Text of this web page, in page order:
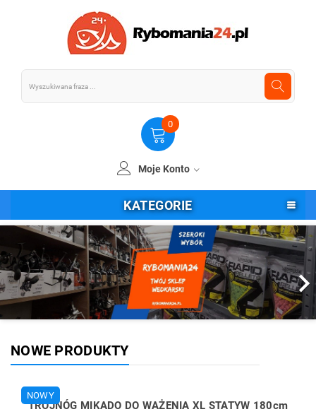
0
Moje Konto
KATEGORIE
Poprzedni
NOWE PRODUKTY
NOWY
TRÓJNÓG MIKADO DO WAŻENIA XL STATYW 180cm